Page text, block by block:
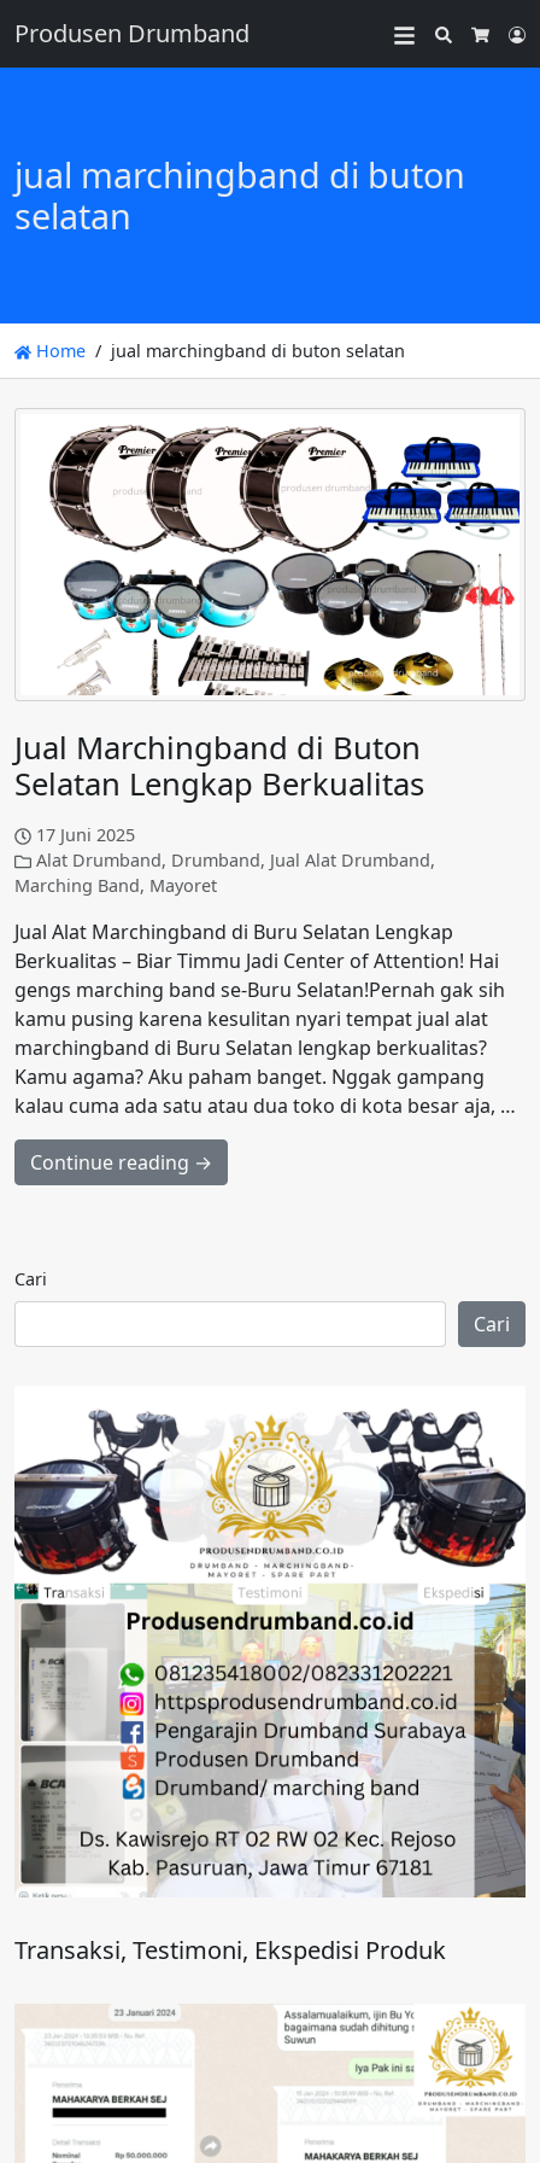
Produsen Drumband
Search
jual marchingband di buton
selatan
Home jual marchingband di buton selatan
Jual Marchingband di Buton
Selatan Lengkap Berkualitas
17 Juni 2025
Alat Drumband, Drumband, Jual Alat Drumband,
Marching Band, Mayoret
Jual Alat Marchingband di Buru Selatan Lengkap
Berkualitas – Biar Timmu Jadi Center of Attention! Hai
gengs marching band se-Buru Selatan!Pernah gak sih
kamu pusing karena kesulitan nyari tempat jual alat
marchingband di Buru Selatan lengkap berkualitas?
Kamu agama? Aku paham banget. Nggak gampang
kalau cuma ada satu atau dua toko di kota besar aja, …
Continue reading →
Cari
Cari
Transaksi, Testimoni, Ekspedisi Produk